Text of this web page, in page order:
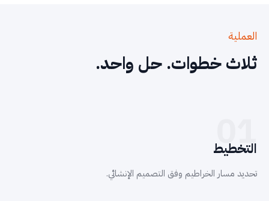
العملية
ثلاث خطوات. حل واحد.
01
التخطيط
تحديد مسار الخراطيم وفق التصميم الإنشائي.